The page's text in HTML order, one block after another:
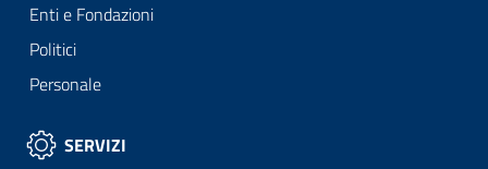
Enti e Fondazioni
Politici
Personale
SERVIZI